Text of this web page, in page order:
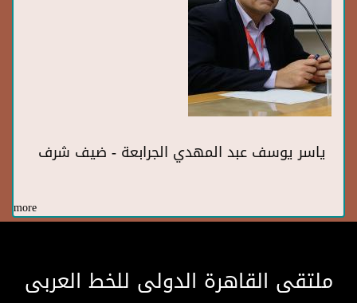
ياسر يوسف عبد المهدي الجرابعة - ضيف شرف
more
ملتقى القاهرة الدولى للخط العربى